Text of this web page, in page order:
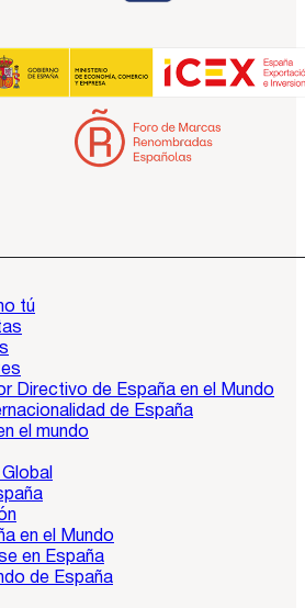
tú
Directivo de España en el Mundo
de España
el mundo
en el Mundo
en España
de España